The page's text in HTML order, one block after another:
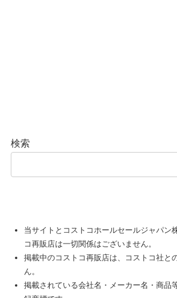
検索
当サイトとコストコホールセールジャパン
コ再販店は一切関係はございません。
掲載中のコストコ再販店は、コストコ社と
ん。
掲載されている会社名・メーカー名・商品